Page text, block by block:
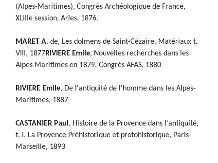
(Alpes-Maritimes), Congrès Archéologique de France,
XLIIIe session, Arles, 1876.
MARET A. de, Les dolmens de Saint-Cézaire, Matériaux t.
VIII, 1877RIVIERE Emile, Nouvelles recherches dans les
Alpes Maritimes en 1879, Congrés AFAS, 1880
RIVIERE Emile, De l'antiquité de l'homme dans les Alpes-
Maritimes, 1887
CASTANIER Paul, Histoire de la Provence dans l'antiquité,
t. I, La Provence Préhistorique et protohistorique, Paris-
Marseille, 1893